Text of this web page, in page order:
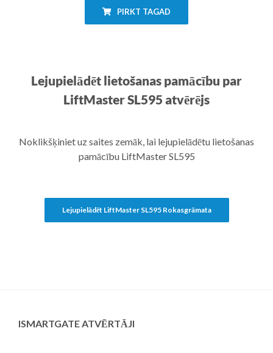
PIRKT TAGAD
Lejupielādēt lietošanas pamācību par
LiftMaster SL595 atvērējs
Noklikšķiniet uz saites zemāk, lai lejupielādētu lietošanas
pamācību LiftMaster SL595
Lejupielādēt LiftMaster SL595 Rokasgrāmata
ISMARTGATE ATVĒRTĀJI